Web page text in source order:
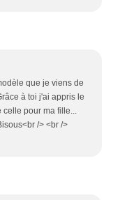
que je viens de
à toi j'ai appris le
celle pour ma fille...
/> <br />